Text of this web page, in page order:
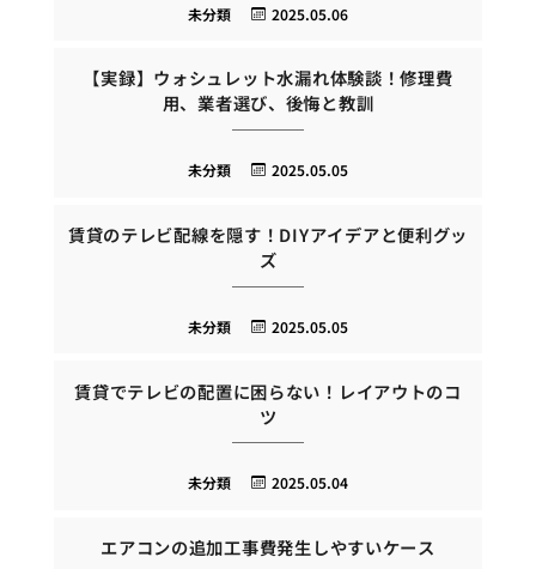
2025.05.06
未分類
【実録】ウォシュレット水漏れ体験談！修理費
用、業者選び、後悔と教訓
2025.05.05
未分類
賃貸のテレビ配線を隠す！DIYアイデアと便利グッ
ズ
2025.05.05
未分類
賃貸でテレビの配置に困らない！レイアウトのコ
ツ
2025.05.04
未分類
エアコンの追加工事費発生しやすいケース